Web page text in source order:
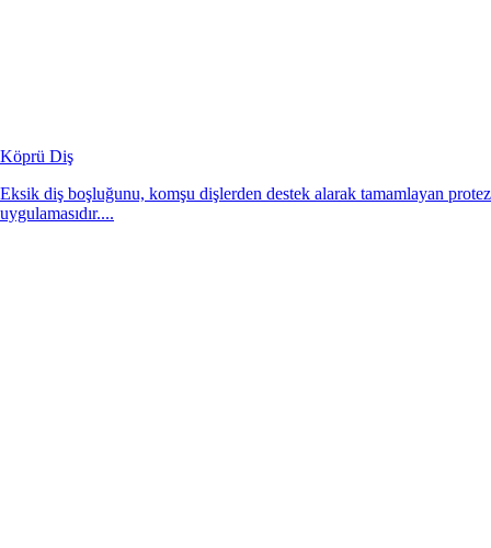
Köprü Diş
Eksik diş boşluğunu, komşu dişlerden destek alarak tamamlayan protez
uygulamasıdır....